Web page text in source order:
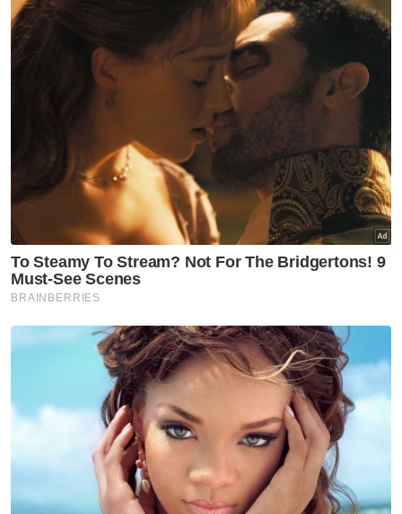
Sementara itu, Abdul Karim menasihatkan
pemilik tanah di kawasan luar bandar juga
mereka, sekiranya kawasan itu belum
dilengkapi infrastruktur seperti jambatan dan
"Setiap kali ada projek pembangunan
contohnya jambatan atau jalan raya, sama
ada ia terletak di bandar atau luar bandar,
mesti ramai orang akan mencari tanah di